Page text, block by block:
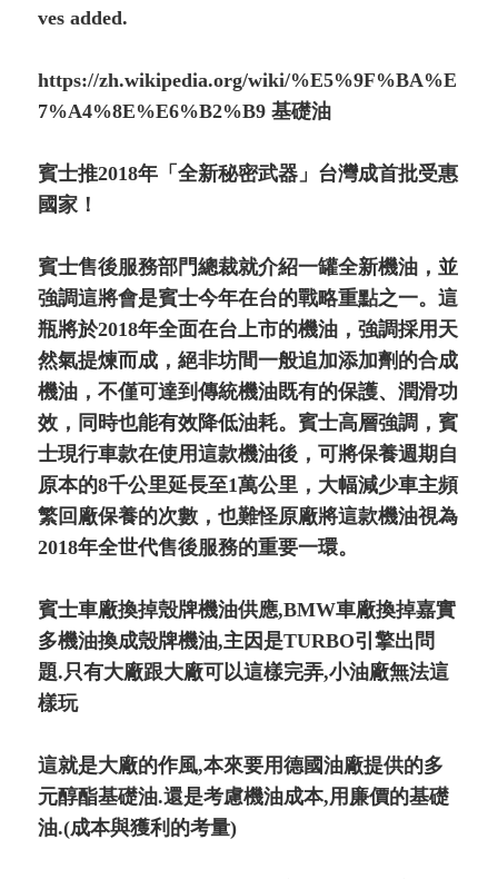
ves added.
https://zh.wikipedia.org/wiki/%E5%9F%BA%E
7%A4%8E%E6%B2%B9 基礎油
賓士推2018年「全新秘密武器」台灣成首批受惠
國家！
賓士售後服務部門總裁就介紹一罐全新機油，並
強調這將會是賓士今年在台的戰略重點之一。這
瓶將於2018年全面在台上市的機油，強調採用天
然氣提煉而成，絕非坊間一般追加添加劑的合成
機油，不僅可達到傳統機油既有的保護、潤滑功
效，同時也能有效降低油耗。賓士高層強調，賓
士現行車款在使用這款機油後，可將保養週期自
原本的8千公里延長至1萬公里，大幅減少車主頻
繁回廠保養的次數，也難怪原廠將這款機油視為
2018年全世代售後服務的重要一環。
賓士車廠換掉殼牌機油供應,BMW車廠換掉嘉實
多機油換成殼牌機油,主因是TURBO引擎出問
題.只有大廠跟大廠可以這樣完弄,小油廠無法這
樣玩
這就是大廠的作風,本來要用德國油廠提供的多
元醇酯基礎油.還是考慮機油成本,用廉價的基礎
油.(成本與獲利的考量)